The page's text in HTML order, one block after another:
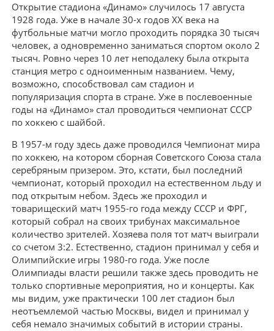
Открытие стадиона «Динамо» случилось 17 августа
1928 года. Уже в начале 30-х годов ХХ века на
футбольные матчи могло проходить порядка 30 тысяч
человек, а одновременно заниматься спортом около 2
тысяч. Ровно через 10 лет неподалеку была открыта
станция метро с одноименным названием. Чему,
возможно, способствовал сам стадион и
популяризация спорта в стране. Уже в послевоенные
годы на «Динамо» стал проводиться чемпионат СССР
по хоккею с шайбой.
В 1957-м году здесь даже проводился Чемпионат мира
по хоккею, на котором сборная Советского Союза стала
серебряным призером. Это, кстати, был последний
чемпионат, который проходил на естественном льду и
под открытым небом. Здесь же проходил и
товарищеский матч 1955-го года между СССР и ФРГ,
который собрал на своих трибунах максимальное
количество зрителей. Хозяева поля тот матч выиграли
со счетом 3:2. Естественно, стадион принимал у себя и
Олимпийские игры 1980-го года. Уже после
Олимпиады власти решили также здесь проводить не
только спортивные мероприятия, но и концерты. Как
мы видим, уже практически 100 лет стадион был
неотъемлемой частью Москвы, видел и принимал у
себя немало значимых событий в истории страны.